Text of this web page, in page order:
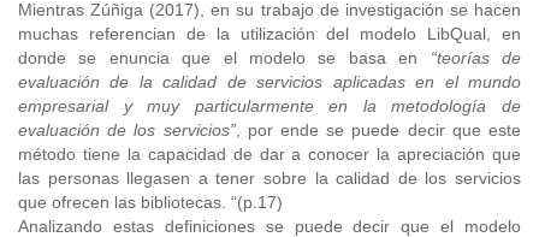
Mientras Zúñiga (2017), en su trabajo de investigación se hacen
muchas referencian de la utilización del modelo LibQual, en
donde se enuncia que el modelo se basa en “teorías de
evaluación de la calidad de servicios aplicadas en el mundo
empresarial y muy particularmente en la metodología de
evaluación de los servicios”, por ende se puede decir que este
método tiene la capacidad de dar a conocer la apreciación que
las personas llegasen a tener sobre la calidad de los servicios
que ofrecen las bibliotecas. “(p.17)
Analizando estas definiciones se puede decir que el modelo